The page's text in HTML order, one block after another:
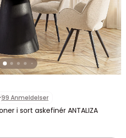
99 Anmeldelser
i sort askefinér ANTALIZA